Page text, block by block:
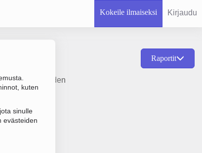
Kokeile ilmaiseksi Kirjaudu
kuten
sinulle
evästeiden
Raportit